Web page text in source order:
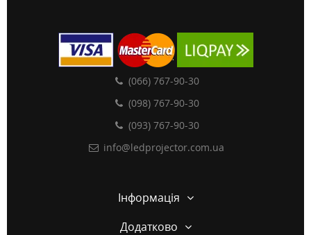
(066) 767-90-30
(098) 767-90-30
(093) 767-90-30
info@ledprojector.com.ua
Інформація
Додатково